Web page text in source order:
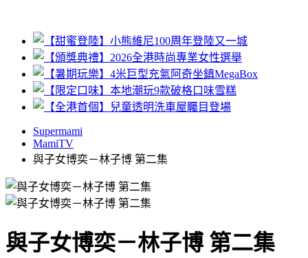
Supermami
MamiTV
與子女博奕－林子博 第二集
與子女博奕－林子博 第二集